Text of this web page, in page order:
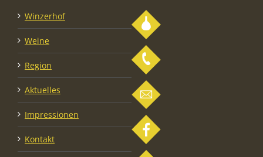
Winzerhof
Weine
Region
Aktuelles
Impressionen
Kontakt